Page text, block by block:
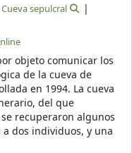
Cueva sepulcral
objeto comunicar los
de la cueva de
en 1994. La cueva
del que
recuperaron algunos
dos individuos, y una